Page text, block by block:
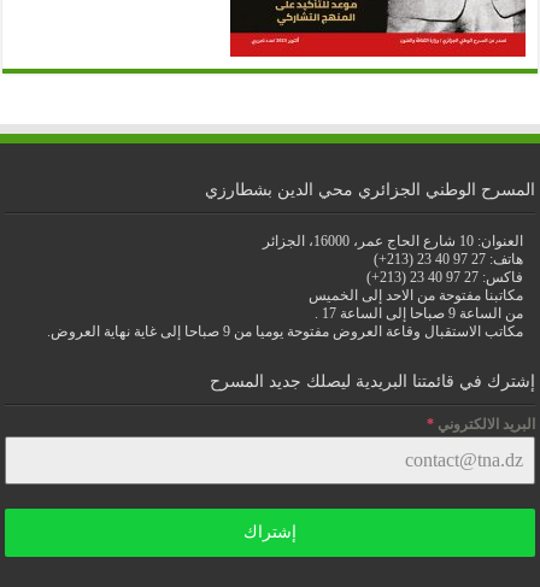
المسرح الوطني الجزائري محي الدين بشطارزي
العنوان: 10 شارع الحاج عمر، 16000، الجزائر
هاتف: 27 97 40 23 (213+)
فاكس: 27 97 40 23 (213+)
مكاتبنا مفتوحة من الاحد إلى الخميس
من الساعة 9 صباحا إلى الساعة 17 .
مكاتب الاستقبال وقاعة العروض مفتوحة يوميا من 9 صباحا إلى غاية نهاية العروض.
إشترك في قائمتنا البريدية ليصلك جديد المسرح
البريد الالكتروني*
إشتراك